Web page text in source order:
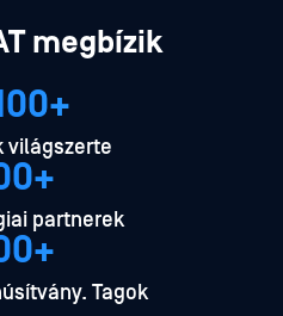
megbízik
világszerte
partnerek
Tagok